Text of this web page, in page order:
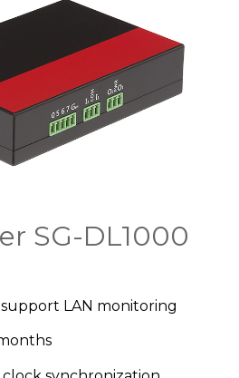
SG-DL1000
LAN monitoring